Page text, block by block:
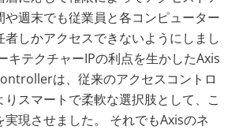
や週末でも従業員と各コンピューター
者しかアクセスできないようにしまし
キテクチャーIPの利点を生かしたAxis
は、従来のアクセスコントロ
りスマートで柔軟な選択肢として、こ
現させました。 それでもAxisのネ